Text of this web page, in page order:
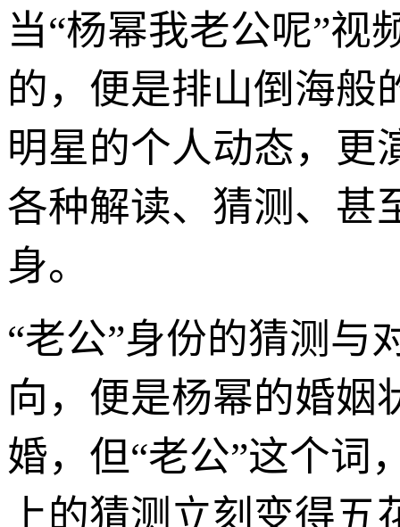
当“杨幂我老公呢”视
的，便是排山倒海般
明星的个人动态，更
各种解读、猜测、甚
身。
“老公”身份的猜测与
向，便是杨幂的婚姻
婚，但“老公”这个词
上的猜测立刻变得五